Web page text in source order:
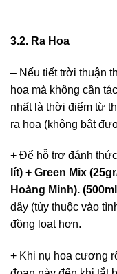
3.2. Ra Hoa
– Nếu tiết trời thuận
hoa mà không cần
nhất là thời điểm từ
ra hoa (không bật
+ Để hỗ trợ đánh
lít) + Green Mix
Hoàng Minh).
dây (tùy thuộc vào
đồng loạt hơn.
+ Khi nụ hoa cương